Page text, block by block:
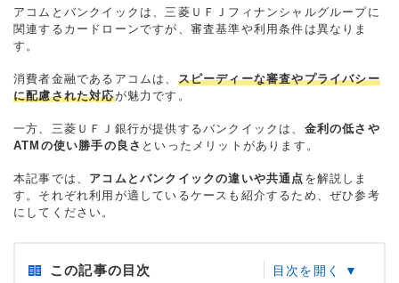
アコムとバンクイックは、三菱ＵＦＪフィナンシャルグループに
関連するカードローンですが、審査基準や利用条件は異なりま
す。
消費者金融であるアコムは、 スピーディーな審査やプライバシー
に配慮された対応が魅力です。
一方、三菱ＵＦＪ銀行が提供するバンクイックは、 金利の低さや
ATMの使い勝手の良さ といったメリットがあります。
本記事では、 アコムとバンクイックの違いや共通点 を解説しま
す。それぞれ利用が適しているケースも紹介するため、ぜひ参考
にしてください。
この記事の目次